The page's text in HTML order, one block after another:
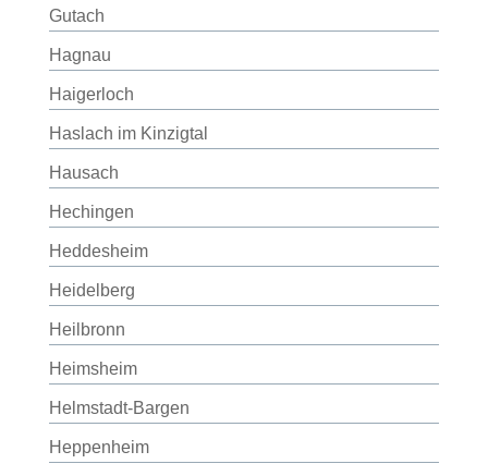
Gutach
Hagnau
Haigerloch
Haslach im Kinzigtal
Hausach
Hechingen
Heddesheim
Heidelberg
Heilbronn
Heimsheim
Helmstadt-Bargen
Heppenheim